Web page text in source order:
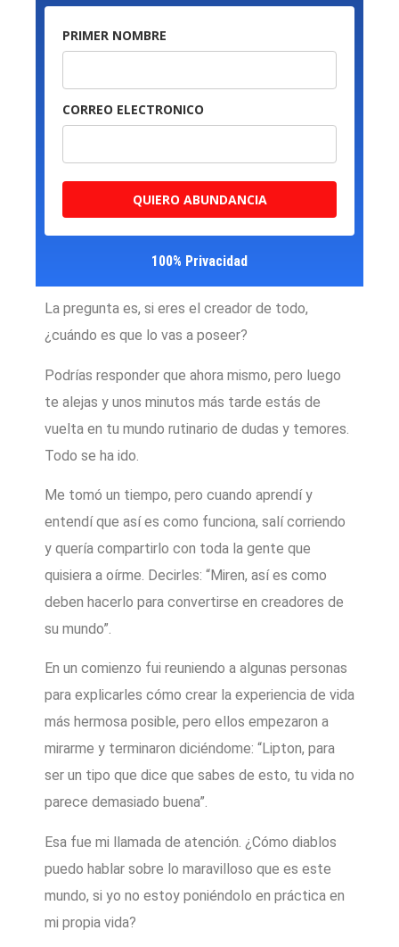
PRIMER NOMBRE
CORREO ELECTRONICO
QUIERO ABUNDANCIA
100% Privacidad
La pregunta es, si eres el creador de todo,
¿cuándo es que lo vas a poseer?
Podrías responder que ahora mismo, pero luego
te alejas y unos minutos más tarde estás de
vuelta en tu mundo rutinario de dudas y temores.
Todo se ha ido.
Me tomó un tiempo, pero cuando aprendí y
entendí que así es como funciona, salí corriendo
y quería compartirlo con toda la gente que
quisiera a oírme. Decirles: “Miren, así es como
deben hacerlo para convertirse en creadores de
su mundo”.
En un comienzo fui reuniendo a algunas personas
para explicarles cómo crear la experiencia de vida
más hermosa posible, pero ellos empezaron a
mirarme y terminaron diciéndome: “Lipton, para
ser un tipo que dice que sabes de esto, tu vida no
parece demasiado buena”.
Esa fue mi llamada de atención. ¿Cómo diablos
puedo hablar sobre lo maravilloso que es este
mundo, si yo no estoy poniéndolo en práctica en
mi propia vida?